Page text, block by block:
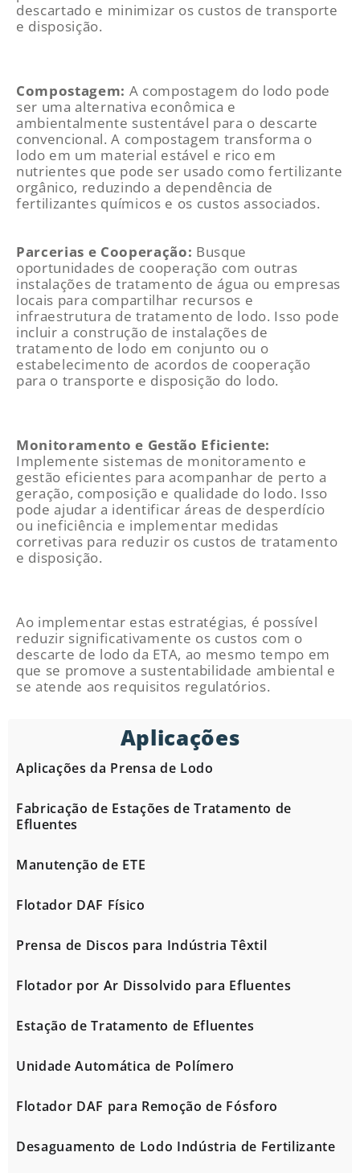
Aplicações
Aplicações da Prensa de Lodo
Fabricação de Estações de Tratamento de
Efluentes
Manutenção de ETE
Flotador DAF Físico
Prensa de Discos para Indústria Têxtil
Flotador por Ar Dissolvido para Efluentes
Estação de Tratamento de Efluentes
Unidade Automática de Polímero
Flotador DAF para Remoção de Fósforo
Desaguamento de Lodo Indústria de Fertilizante
descartado e minimizar os custos de transporte
e disposição.
Compostagem: A compostagem do lodo pode
ser uma alternativa econômica e
ambientalmente sustentável para o descarte
convencional. A compostagem transforma o
lodo em um material estável e rico em
nutrientes que pode ser usado como fertilizante
orgânico, reduzindo a dependência de
fertilizantes químicos e os custos associados.
Parcerias e Cooperação: Busque
oportunidades de cooperação com outras
instalações de tratamento de água ou empresas
locais para compartilhar recursos e
infraestrutura de tratamento de lodo. Isso pode
incluir a construção de instalações de
tratamento de lodo em conjunto ou o
estabelecimento de acordos de cooperação
para o transporte e disposição do lodo.
Monitoramento e Gestão Eficiente:
Implemente sistemas de monitoramento e
gestão eficientes para acompanhar de perto a
geração, composição e qualidade do lodo. Isso
pode ajudar a identificar áreas de desperdício
ou ineficiência e implementar medidas
corretivas para reduzir os custos de tratamento
e disposição.
Ao implementar estas estratégias, é possível
reduzir significativamente os custos com o
descarte de lodo da ETA, ao mesmo tempo em
que se promove a sustentabilidade ambiental e
se atende aos requisitos regulatórios.